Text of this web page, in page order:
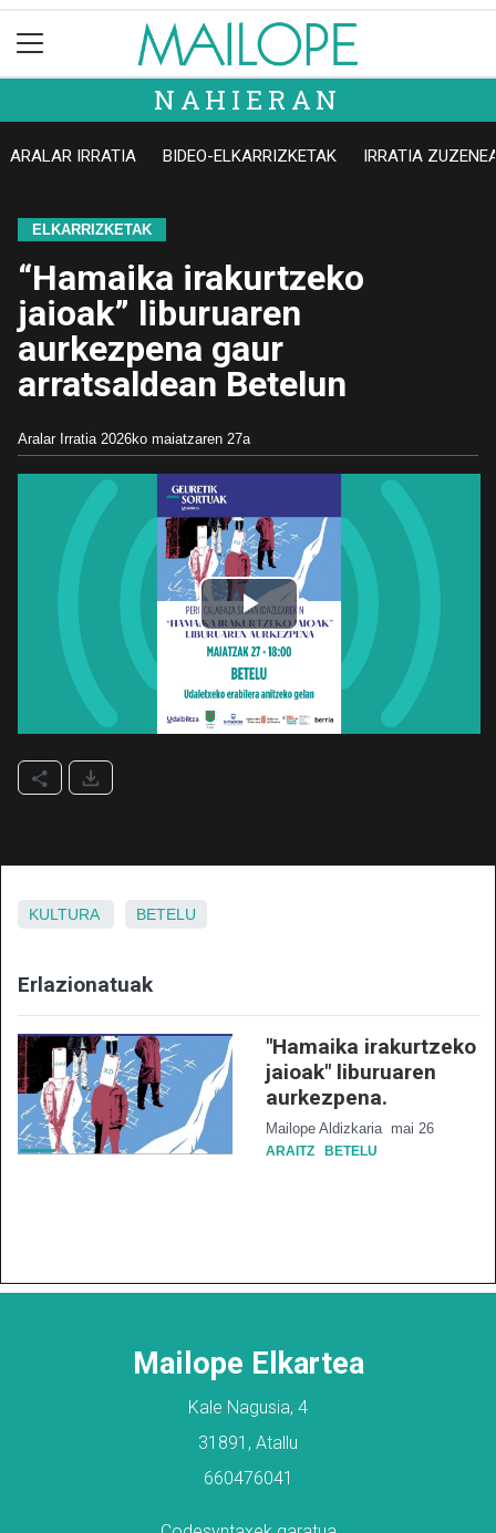
NAHIERAN
ARALAR IRRATIA BIDEO-ELKARRIZKETAK IRRATIA
ELKARRIZKETAK
“Hamaika irakurtzeko
jaioak” liburuaren
aurkezpena gaur
arratsaldean Betelun
Aralar Irratia 2026ko maiatzaren 27a
KULTURA BETELU
Erlazionatuak
"Hamaika irakurtzeko
jaioak" liburuaren
aurkezpena.
Mailope Aldizkaria mai 26
ARAITZ BETELU
Mailope Elkartea
Kale Nagusia, 4
31891, Atallu
660476041